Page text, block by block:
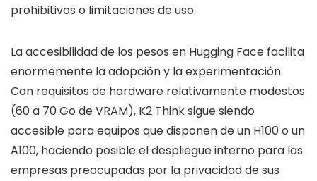
prohibitivos o limitaciones de uso.
La accesibilidad de los pesos en Hugging Face facilita
enormemente la adopción y la experimentación.
Con requisitos de hardware relativamente modestos
(60 a 70 Go de VRAM), K2 Think sigue siendo
accesible para equipos que disponen de un H100 o un
A100, haciendo posible el despliegue interno para las
empresas preocupadas por la privacidad de sus